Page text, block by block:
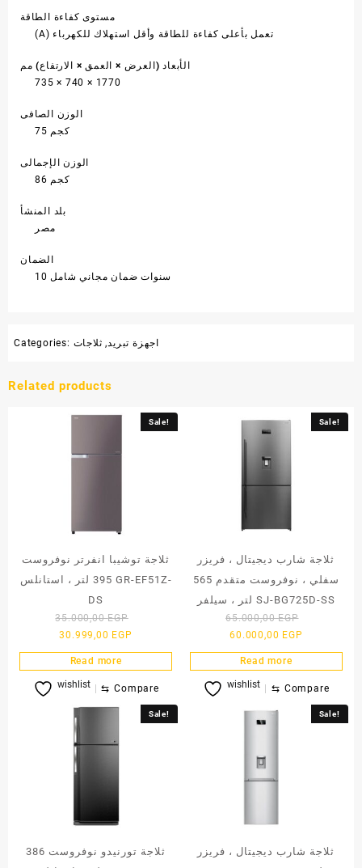
مستوى كفاءة الطاقة
(A) تعمل بأعلى كفاءة للطاقة وأقل استهلاك للكهرباء
الأبعاد (العرض × العمق × الارتفاع) مم
735 × 740 × 1770
الوزن الصافى
75 كجم
الوزن الإجمالى
86 كجم
بلد المنشأ
مصر
الضمان
10 سنوات ضمان مجاني شامل
Categories: اجهزة تبريد , ثلاجات
Related products
Sale!
ثلاجة توشيبا انفرتر نوفروست
395 لتر ، استانلس GR-EF51Z-
DS
35.000,00EGP
was:
35.000,00 EGP.
30.999,00 EGP
price
is:
30.999,00 EGP.
Read more
wishlist ⇆ Compare
Sale!
ثلاجة شارب ديجيتال ، فريزر
سفلي ، نوفروست متقدم 565
لتر ، سيلفر SJ-BG725D-SS
65.000,00EGP
was:
65.000,00
60.000,00 EGP
price
is:
60.000,00
Read more
wishlist ⇆ Compare
Sale!
ثلاجة تورنيدو نوفروست 386
Sale!
ثلاجة شارب ديجيتال ، فريزر